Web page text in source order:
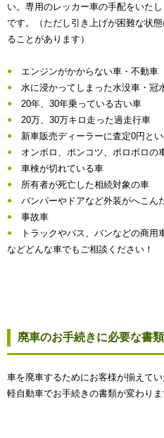
い。専用のレッカー車の手配をいた
です。（ただし引き上げが困難な状
ることがあります）
エンジンがかからない車・不動車
水に浸かってしまった水没車・冠
20年、30年乗っている古い車
20万、30万キロ走った過走行車
新車販売ディーラーに査定0円と
オンボロ、ポンコツ、ボロボロの
車検が切れている車
所有者が死亡した相続対象の車
バンパーやドアなど外装がへこん
事故車
トラックやバス、バンなどの商用
などどんな車でもご相談ください！
廃車のお手続きに必要な書類
車を廃車するためにお客様が揃えて
軽自動車でお手続きの書類が変わりま